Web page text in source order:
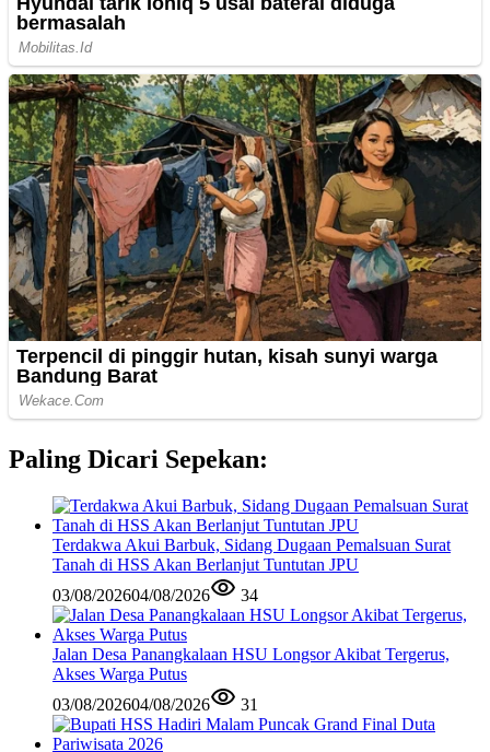
Paling Dicari Sepekan:
Terdakwa Akui Barbuk, Sidang Dugaan Pemalsuan Surat
Tanah di HSS Akan Berlanjut Tuntutan JPU
03/08/202604/08/2026 34
Jalan Desa Panangkalaan HSU Longsor Akibat Tergerus,
Akses Warga Putus
03/08/202604/08/2026 31